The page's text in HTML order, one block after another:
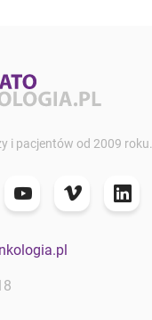
i pacjentów od 2009 roku.